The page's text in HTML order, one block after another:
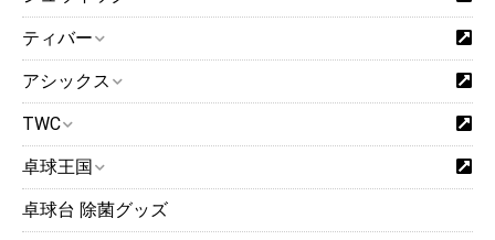
ティバー
アシックス
TWC
卓球王国
卓球台 除菌グッズ